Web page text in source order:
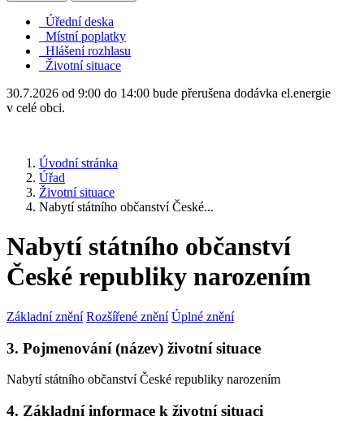
Úřední deska
Místní poplatky
Hlášení rozhlasu
Životní situace
30.7.2026 od 9:00 do 14:00 bude přerušena dodávka el.energie
v celé obci.
Úvodní stránka
Úřad
Životní situace
Nabytí státního občanství České...
Nabytí státního občanství
České republiky narozením
Základní znění Rozšířené znění Úplné znění
3. Pojmenování (název) životní situace
Nabytí státního občanství České republiky narozením
4. Základní informace k životní situaci